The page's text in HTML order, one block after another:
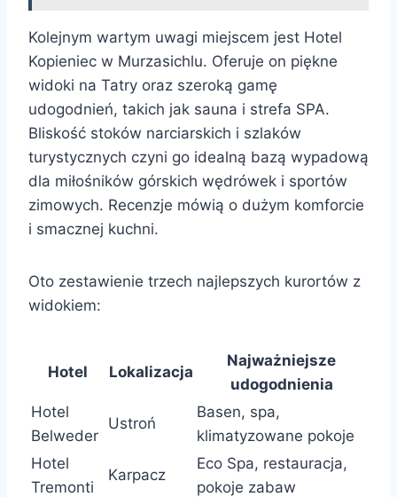
Kolejnym wartym uwagi miejscem jest Hotel
Kopieniec w Murzasichlu. Oferuje on piękne
widoki na Tatry oraz szeroką gamę
udogodnień, takich jak sauna i strefa SPA.
Bliskość stoków narciarskich i szlaków
turystycznych czyni go idealną bazą wypadową
dla miłośników górskich wędrówek i sportów
zimowych. Recenzje mówią o dużym komforcie
i smacznej kuchni.
Oto zestawienie trzech najlepszych kurortów z
widokiem:
Hotel Lokalizacja
Najważniejsze
udogodnienia
Hotel
Belweder
Ustroń
Basen, spa,
klimatyzowane pokoje
Hotel
Tremonti
Karpacz
Eco Spa, restauracja,
pokoje zabaw